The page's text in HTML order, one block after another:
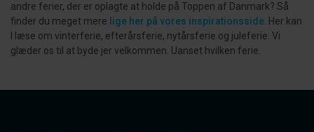
andre ferier, der er oplagte at holde på Toppen af Danmark? Så
finder du meget mere lige her på vores inspirationsside . Her kan
I læse om vinterferie, efterårsferie, nytårsferie og juleferie. Vi
glæder os til at byde jer velkommen. Uanset hvilken ferie.